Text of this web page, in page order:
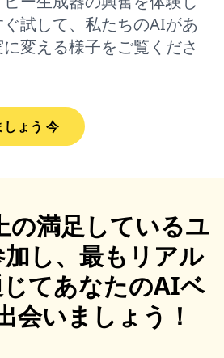
試して、私たちのAIがあ
変える様子をご覧くださ
ょう 今
の満足しているユ
し、最もリアル
てあなたのAIベ
会いましょう！